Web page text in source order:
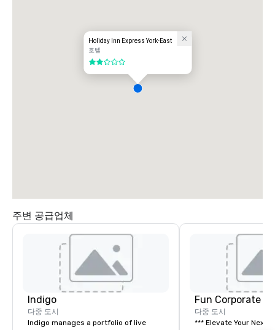
Holiday Inn Express York-East
호텔
5 중 2
주변 공급업체
Indigo
다중 도시
Indigo manages a portfolio of live
Fun Corporate
다중 도시
*** Elevate Your Next